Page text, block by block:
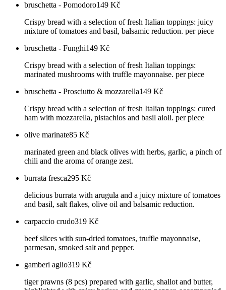
bruschetta - Pomodoro149 Kč
Crispy bread with a selection of fresh Italian toppings: juicy
mixture of tomatoes and basil, balsamic reduction. per piece
bruschetta - Funghi149 Kč
Crispy bread with a selection of fresh Italian toppings:
marinated mushrooms with truffle mayonnaise. per piece
bruschetta - Prosciutto & mozzarella149 Kč
Crispy bread with a selection of fresh Italian toppings: cured
ham with mozzarella, pistachios and basil aioli. per piece
olive marinate85 Kč
marinated green and black olives with herbs, garlic, a pinch of
chili and the aroma of orange zest.
burrata fresca295 Kč
delicious burrata with arugula and a juicy mixture of tomatoes
and basil, salt flakes, olive oil and balsamic reduction.
carpaccio crudo319 Kč
beef slices with sun-dried tomatoes, truffle mayonnaise,
parmesan, smoked salt and pepper.
gamberi aglio319 Kč
tiger prawns (8 pcs) prepared with garlic, shallot and butter,